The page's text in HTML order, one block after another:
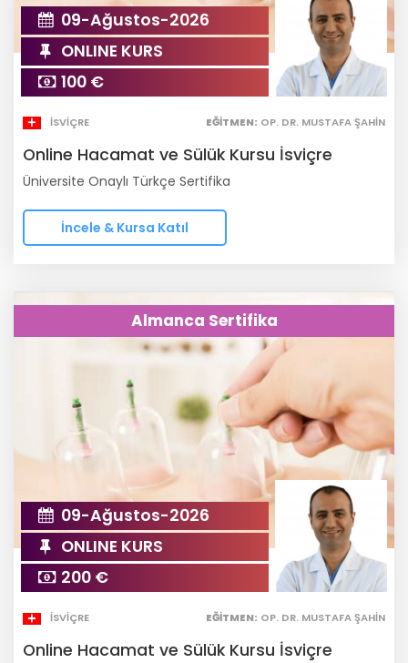
09-Ağustos-2026
ONLINE KURS
100 €
İSVIÇRE EĞITMEN: OP. DR. MUSTAFA ŞAHIN
Online Hacamat ve Sülük Kursu İsviçre
Üniversite Onaylı Türkçe Sertifika
İncele & Kursa Katıl
Almanca Sertifika
09-Ağustos-2026
ONLINE KURS
200 €
İSVIÇRE EĞITMEN: OP. DR. MUSTAFA ŞAHIN
Online Hacamat ve Sülük Kursu İsviçre